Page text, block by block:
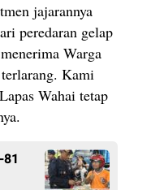
jajarannya
peredaran gelap
Warga
Kami
Wahai tetap